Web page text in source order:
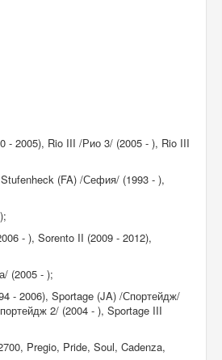
- 2005), Rio III /Рио 3/ (2005 - ), Rio III
(FA) /Сефия/ (1993 - ),
- ), Sorento II (2009 - 2012),
(2005 - );
- 2006), Sportage (JA) /Спортейдж/
2/ (2004 - ), Sportage III
Pregio, Pride, Soul, Cadenza,